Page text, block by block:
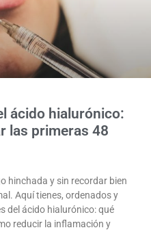
ácido hialurónico:
las primeras 48
hinchada y sin recordar bien
Aquí tienes, ordenados y
del ácido hialurónico: qué
reducir la inflamación y